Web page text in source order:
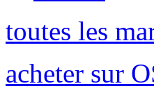
toutes les
acheter sur